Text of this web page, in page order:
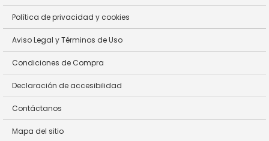
Política de privacidad y cookies
Aviso Legal y Términos de Uso
Condiciones de Compra
Declaración de accesibilidad
Contáctanos
Mapa del sitio